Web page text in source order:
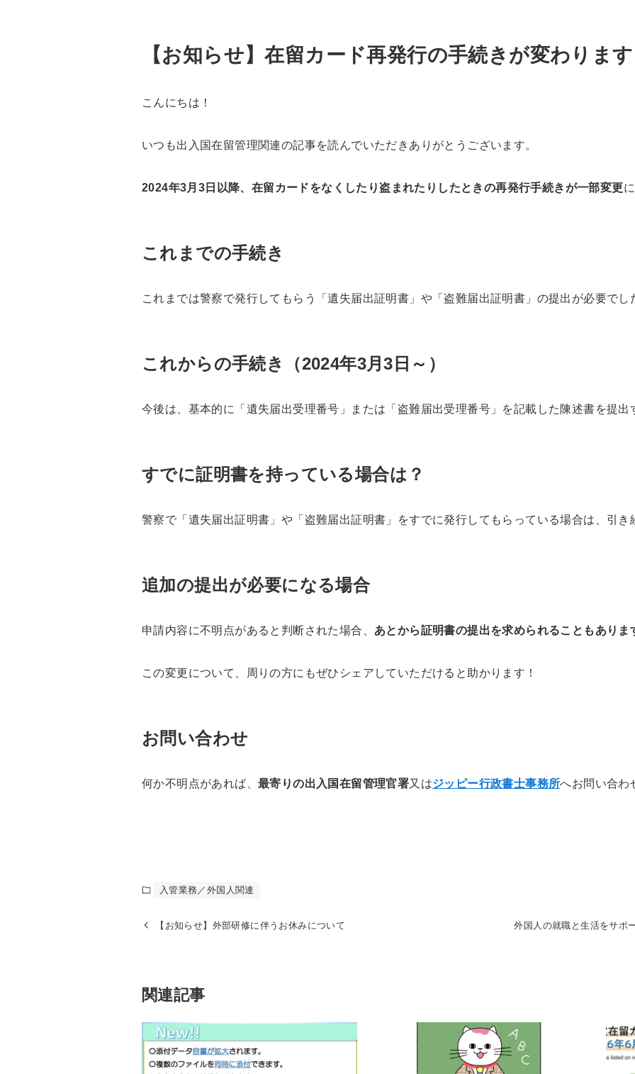
【お知らせ】在留カード再発行の手続きが変わりま
こんにちは！
いつも出入国在留管理関連の記事を読んでいただきありがとうございます。
2024年3月3日以降、在留カードをなくしたり盗まれたりしたときの再発行手続きが一部変更
これまでの手続き
これまでは警察で発行してもらう「遺失届出証明書」や「盗難届出証明書」の提出が必要でし
これからの手続き（2024年3月3日～）
今後は、基本的に「遺失届出受理番号」または「盗難届出受理番号」を記載した陳述書を提出
すでに証明書を持っている場合は？
警察で「遺失届出証明書」や「盗難届出証明書」をすでに発行してもらっている場合は、引き
追加の提出が必要になる場合
申請内容に不明点があると判断された場合、 あとから証明書の提出を求められることもありま
この変更について、周りの方にもぜひシェアしていただけると助かります！
お問い合わせ
何か不明点があれば、 最寄りの出入国在留管理官署又はジッピー行政書士事務所へお問い合わ
入管業務／外国人関連
【お知らせ】外部研修に伴うお休みについて 外国人の就職と生活をサポ
関連記事